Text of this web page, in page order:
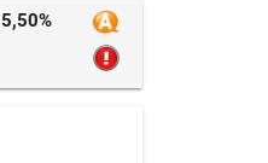
5,50%